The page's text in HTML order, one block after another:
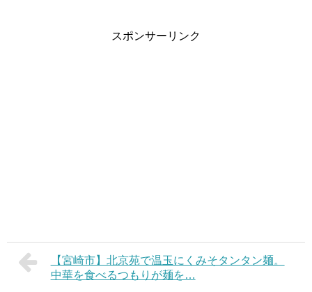
スポンサーリンク
【宮崎市】北京苑で温玉にくみそタンタン麺。
中華を食べるつもりが麺を…